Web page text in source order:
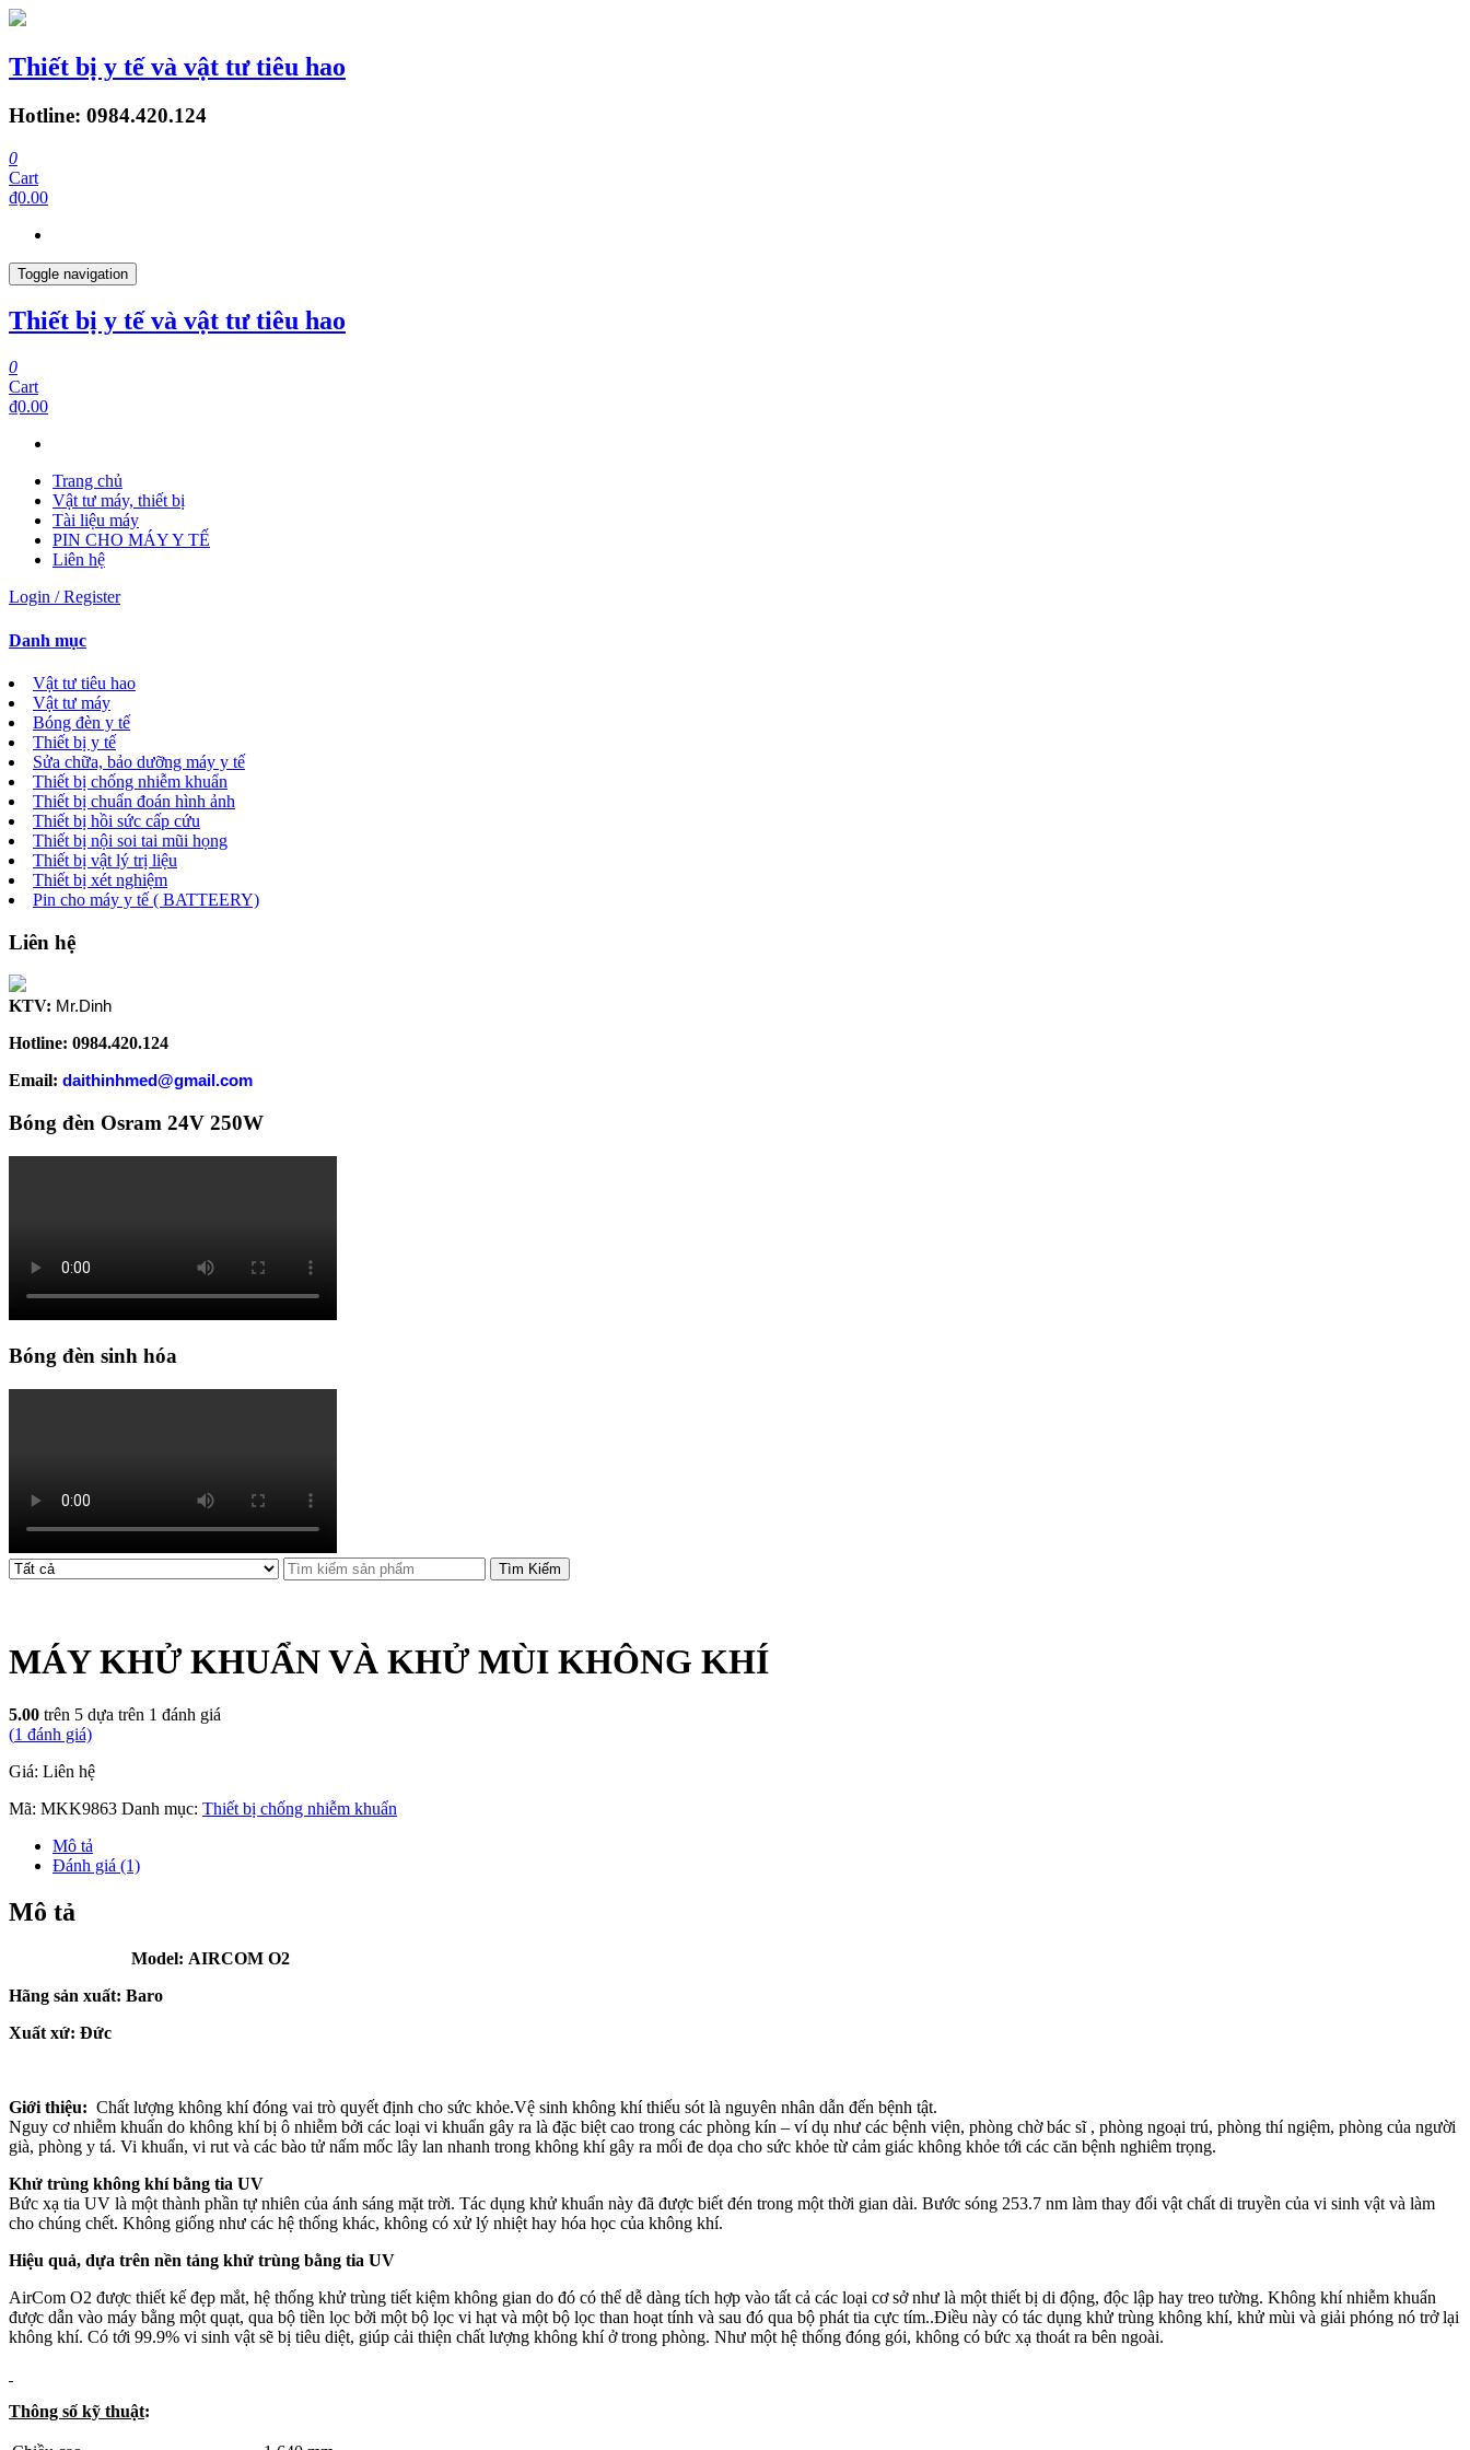
Thiết bị y tế và vật tư tiêu hao
Hotline: 0984.420.124
0
Cart
₫0.00
Toggle navigation
Thiết bị y tế và vật tư tiêu hao
0
Cart
₫0.00
Trang chủ
Vật tư máy, thiết bị
Tài liệu máy
PIN CHO MÁY Y TẾ
Liên hệ
Login / Register
Danh mục
Vật tư tiêu hao
Vật tư máy
Bóng đèn y tế
Thiết bị y tế
Sửa chữa, bảo dưỡng máy y tế
Thiết bị chống nhiễm khuẩn
Thiết bị chuẩn đoán hình ảnh
Thiết bị hồi sức cấp cứu
Thiết bị nội soi tai mũi họng
Thiết bị vật lý trị liệu
Thiết bị xét nghiệm
Pin cho máy y tế ( BATTEERY)
Liên hệ
KTV: Mr.Dinh
Hotline: 0984.420.124
Email: daithinhmed@gmail.com
Bóng đèn Osram 24V 250W
Bóng đèn sinh hóa
Tìm Kiếm
MÁY KHỬ KHUẨN VÀ KHỬ MÙI KHÔNG KHÍ
5.00 trên 5 dựa trên 1 đánh giá
(1 đánh giá)
Giá: Liên hệ
Mã: MKK9863 Danh mục: Thiết bị chống nhiễm khuẩn
Mô tả
Đánh giá (1)
Mô tả
Model: AIRCOM O2
Hãng sản xuất: Baro
Xuất xứ: Đức
Giới thiệu: Chất lượng không khí đóng vai trò quyết định cho sức khỏe.Vệ sinh không khí thiếu sót là nguyên nhân dẫn đến bệnh tật.
Nguy cơ nhiễm khuẩn do không khí bị ô nhiễm bởi các loại vi khuẩn gây ra là đặc biệt cao trong các phòng kín – ví dụ như các bệnh viện, phòng chờ bác sĩ , phòng ngoại trú, phòng thí ngiệm, phòng của người
già, phòng y tá. Vi khuẩn, vi rut và các bào tử nấm mốc lây lan nhanh trong không khí gây ra mối đe dọa cho sức khỏe từ cảm giác không khỏe tới các căn bệnh nghiêm trọng.
Khử trùng không khí bằng tia UV
Bức xạ tia UV là một thành phần tự nhiên của ánh sáng mặt trời. Tác dụng khử khuẩn này đã được biết đén trong một thời gian dài. Bước sóng 253.7 nm làm thay đổi vật chất di truyền của vi sinh vật và làm
cho chúng chết. Không giống như các hệ thống khác, không có xử lý nhiệt hay hóa học của không khí.
Hiệu quả, dựa trên nền tảng khử trùng bằng tia UV
AirCom O2 được thiết kế đẹp mắt, hệ thống khử trùng tiết kiệm không gian do đó có thể dễ dàng tích hợp vào tất cả các loại cơ sở như là một thiết bị di động, độc lập hay treo tường. Không khí nhiễm khuẩn
được dẫn vào máy bằng một quạt, qua bộ tiền lọc bởi một bộ lọc vi hạt và một bộ lọc than hoạt tính và sau đó qua bộ phát tia cực tím..Điều này có tác dụng khử trùng không khí, khử mùi và giải phóng nó trở lại
không khí. Có tới 99.9% vi sinh vật sẽ bị tiêu diệt, giúp cải thiện chất lượng không khí ở trong phòng. Như một hệ thống đóng gói, không có bức xạ thoát ra bên ngoài.
Thông số kỹ thuật: